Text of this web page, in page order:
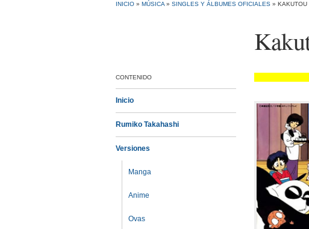
INICIO » MÚSICA » SINGLES Y ÁLBUMES OFICIALES » KAKUTOU
CONTENIDO
Inicio
Rumiko Takahashi
Versiones
Manga
Anime
Ovas